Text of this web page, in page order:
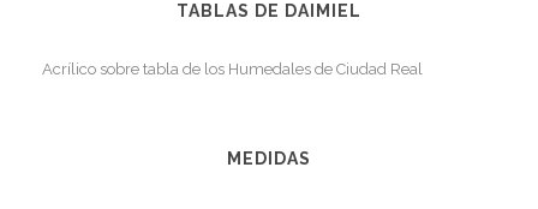
TABLAS DE DAIMIEL
Acrílico sobre tabla de los Humedales de Ciudad Real
MEDIDAS